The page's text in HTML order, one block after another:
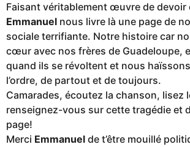
Faisant véritablement œuvre de devoir
Emmanuel nous livre là une page de
sociale terrifiante. Notre histoire car
cœur avec nos frères de Guadeloupe,
quand ils se révoltent et nous
l’ordre, de partout et de toujours.
Camarades, écoutez la chanson, lisez
renseignez-vous sur cette tragédie et
page!
Merci Emmanuel de t’être mouillé